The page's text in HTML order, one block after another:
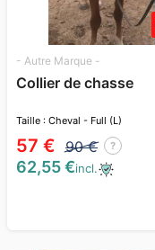
- Autre Marque -
Collier de chasse
Taille : Cheval - Full (L)
57 € 90 € ?
62,55 €incl.